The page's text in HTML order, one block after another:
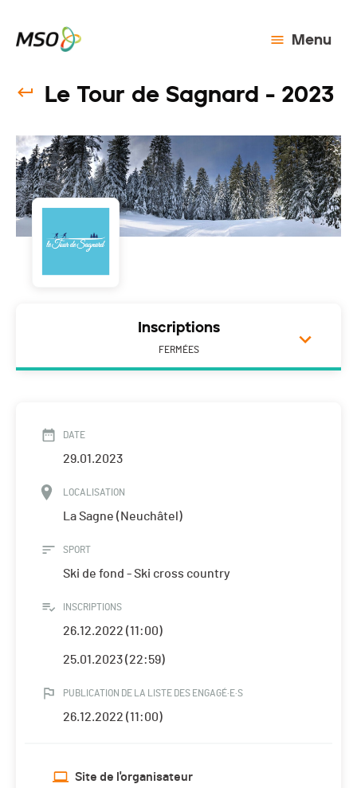
Menu
Le Tour de Sagnard - 2023
Inscriptions
FERMÉES
DATE
29.01.2023
LOCALISATION
La Sagne (Neuchâtel)
SPORT
Ski de fond - Ski cross country
INSCRIPTIONS
26.12.2022 (11:00)
25.01.2023 (22:59)
PUBLICATION DE LA LISTE DES ENGAGÉ·E·S
26.12.2022 (11:00)
Site de l'organisateur